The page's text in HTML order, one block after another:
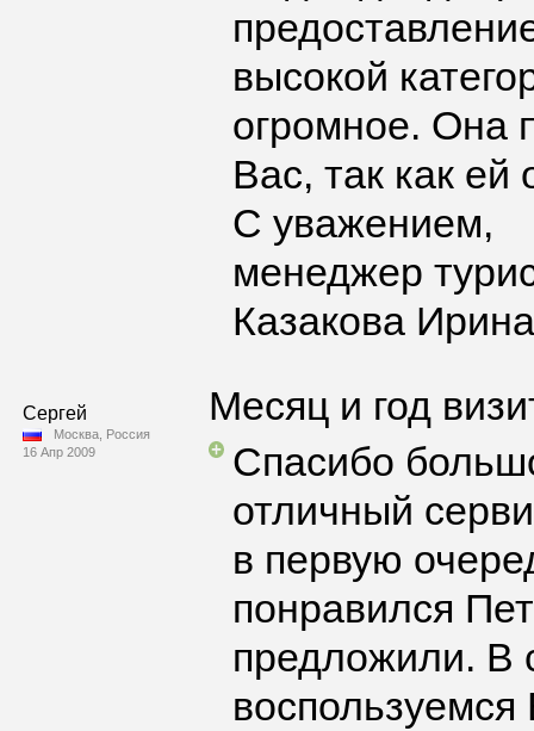
высокой
огромное. Она
Вас, так как
С уважением,
менеджер
Казакова Ирина
Сергей
Москва, Россия
16 Апр 2009
Месяц и год
Спасибо
отличный
в первую
понравился
предложили. В